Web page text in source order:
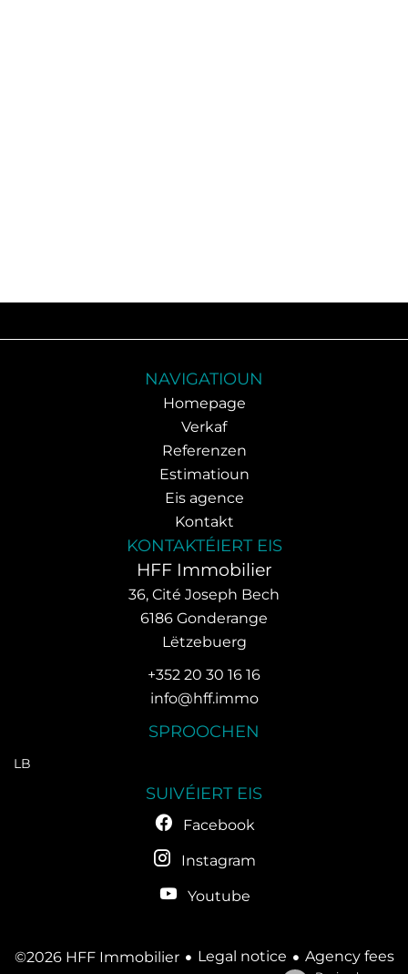
NAVIGATIOUN
Homepage
Verkaf
Referenzen
Estimatioun
Eis agence
Kontakt
KONTAKTÉIERT EIS
HFF Immobilier
36, Cité Joseph Bech
6186 Gonderange
Lëtzebuerg
+352 20 30 16 16
info@hff.immo
SPROOCHEN
LB
SUIVÉIERT EIS
Facebook
Instagram
Youtube
©2026 HFF Immobilier Legal notice
Agency fees